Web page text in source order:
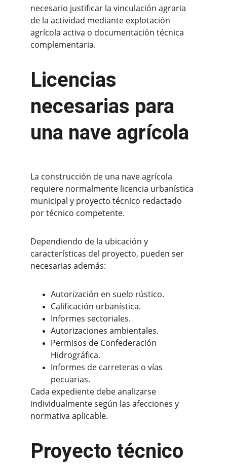
necesario justificar la vinculación agraria
de la actividad mediante explotación
agrícola activa o documentación técnica
complementaria.
Licencias
necesarias para
una nave agrícola
La construcción de una nave agrícola
requiere normalmente licencia urbanística
municipal y proyecto técnico redactado
por técnico competente.
Dependiendo de la ubicación y
características del proyecto, pueden ser
necesarias además:
Autorización en suelo rústico.
Calificación urbanística.
Informes sectoriales.
Autorizaciones ambientales.
Permisos de Confederación
Hidrográfica.
Informes de carreteras o vías
pecuarias.
Cada expediente debe analizarse
individualmente según las afecciones y
normativa aplicable.
Proyecto técnico